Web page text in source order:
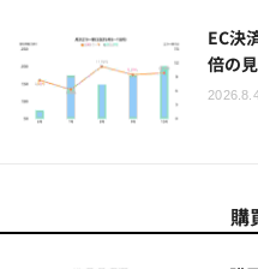
EC決
倍の
購